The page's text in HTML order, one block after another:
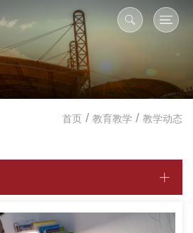
首页 / 教育教学 / 教学动态